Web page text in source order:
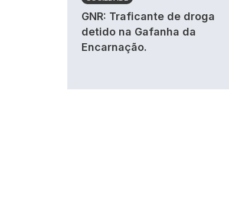
GNR: Traficante de droga
detido na Gafanha da
Encarnação.